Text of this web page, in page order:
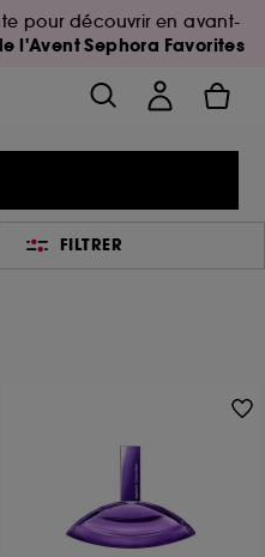
pour découvrir en avant-
l'Avent Sephora Favorites
FILTRER